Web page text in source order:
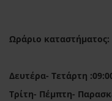
Ωράριο καταστήματος:
Δευτέρα- Τετάρτη
Τρίτη- Πέμπτη-